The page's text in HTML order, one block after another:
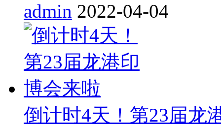
admin 2022-04-04
倒计时4天！第23届龙